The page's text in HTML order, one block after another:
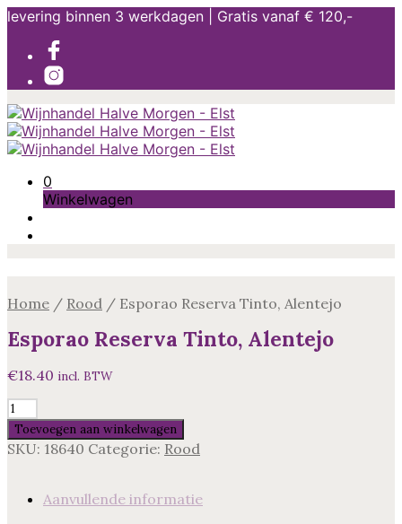
levering binnen 3 werkdagen | Gratis vanaf € 120,-
0
Winkelwagen
Home / Rood / Esporao Reserva Tinto, Alentejo
Esporao Reserva Tinto, Alentejo
€18.40 incl. BTW
Esporao
Reserva
Tinto,
Toevoegen aan winkelwagen
SKU: 18640 Categorie: Rood
Aanvullende informatie